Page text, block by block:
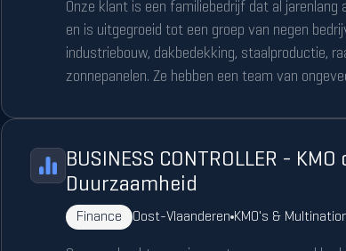
Onze klant is een familiebedrijf dat al jarenlang
en is uitgegroeid tot een groep van negen
industriebouw, dakbedekking, staalproductie,
zonnepanelen. Ze hebben een team van
BUSINESS CONTROLLER -
Duurzaamheid
Finance Oost-Vlaanderen KMO's &